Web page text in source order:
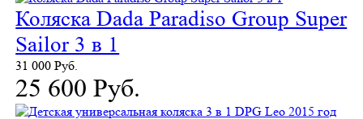
Коляска Dada Paradiso Group Super
Sailor 3 в 1
31 000 Руб.
25 600 Руб.